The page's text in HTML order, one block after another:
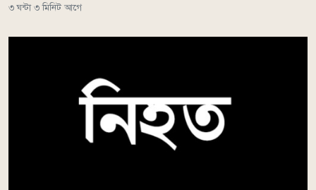
৩ ঘন্টা ৩ মিনিট আগে